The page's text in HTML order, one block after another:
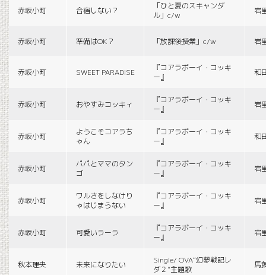
赤坂小町 合宿しない？
「ひと夏のスキャンダ
ル」c/w
岩
赤坂小町 準備はOK？ 「放課後授業」c/w 岩
赤坂小町 SWEET PARADISE
『コアラボーイ・コッキ
ー』
和
赤坂小町 おやすみコッキィ
『コアラボーイ・コッキ
ー』
岩
赤坂小町
ようこそコアラち
ゃん
『コアラボーイ・コッキ
ー』
和
赤坂小町
パパとママのタン
ゴ
『コアラボーイ・コッキ
ー』
岩
赤坂小町
ワルさをしなけり
ゃはじまらない
『コアラボーイ・コッキ
ー』
岩
赤坂小町 可愛いラーラ
『コアラボーイ・コッキ
ー』
岩
秋本理央 未来になりたい
Single/ OVA“幻夢戦記レ
ダ２”主題歌
馬